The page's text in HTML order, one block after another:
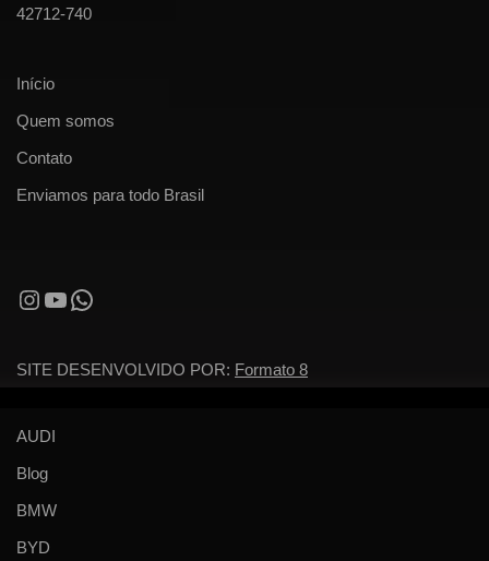
42712-740
Início
Quem somos
Contato
Enviamos para todo Brasil
SITE DESENVOLVIDO POR: Formato 8
AUDI
Blog
BMW
BYD